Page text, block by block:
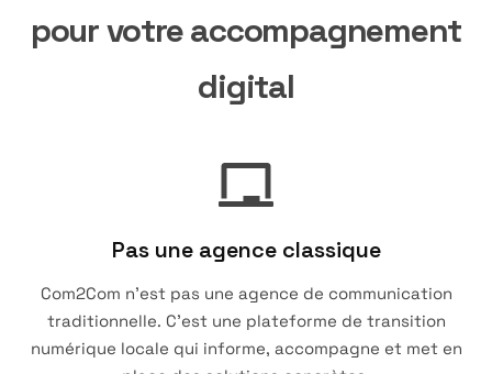
pour votre accompagnement
digital
Pas une agence classique
Com2Com n’est pas une agence de communication
traditionnelle. C’est une plateforme de transition
numérique locale qui informe, accompagne et met en